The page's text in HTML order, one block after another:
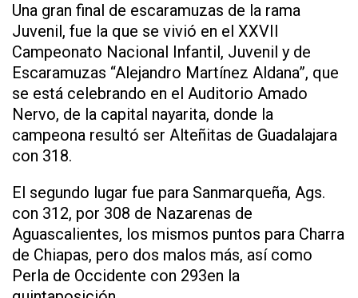
Una gran final de escaramuzas de la rama
Juvenil, fue la que se vivió en el XXVII
Campeonato Nacional Infantil, Juvenil y de
Escaramuzas “Alejandro Martínez Aldana”, que
se está celebrando en el Auditorio Amado
Nervo, de la capital nayarita, donde la
campeona resultó ser Alteñitas de Guadalajara
con 318.
El segundo lugar fue para Sanmarqueña, Ags.
con 312, por 308 de Nazarenas de
Aguascalientes, los mismos puntos para Charra
de Chiapas, pero dos malos más, así como
Perla de Occidente con 293en la